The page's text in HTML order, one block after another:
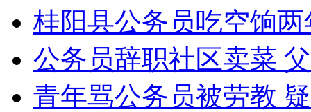
外交部：反对强权政治霸凌主义
外交部：有关国家言论片面不公正
桂阳县公务员吃空饷
公务员辞职社区卖菜
青年骂公务员被劳教